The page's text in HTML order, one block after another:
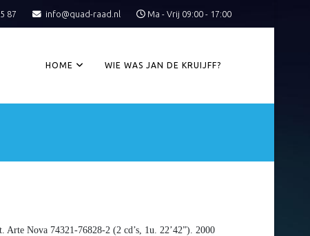
87 info@quad-raad.nl Ma - Vrij 09:00 - 17:00
HOME WIE WAS JAN DE KRUIJFF?
Nova 74321-76828-2 (2 cd’s, 1u. 22’42”). 2000